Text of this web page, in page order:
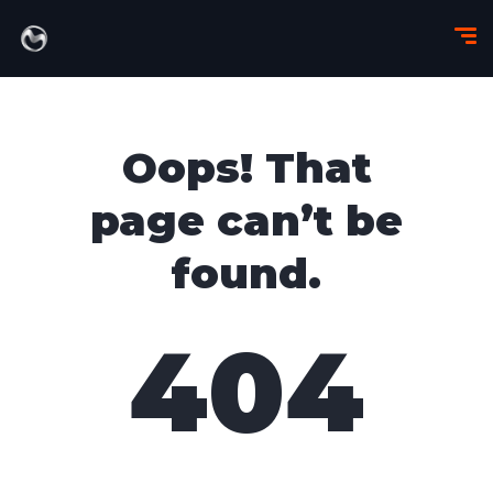
Oops! That
page can’t be
found.
404